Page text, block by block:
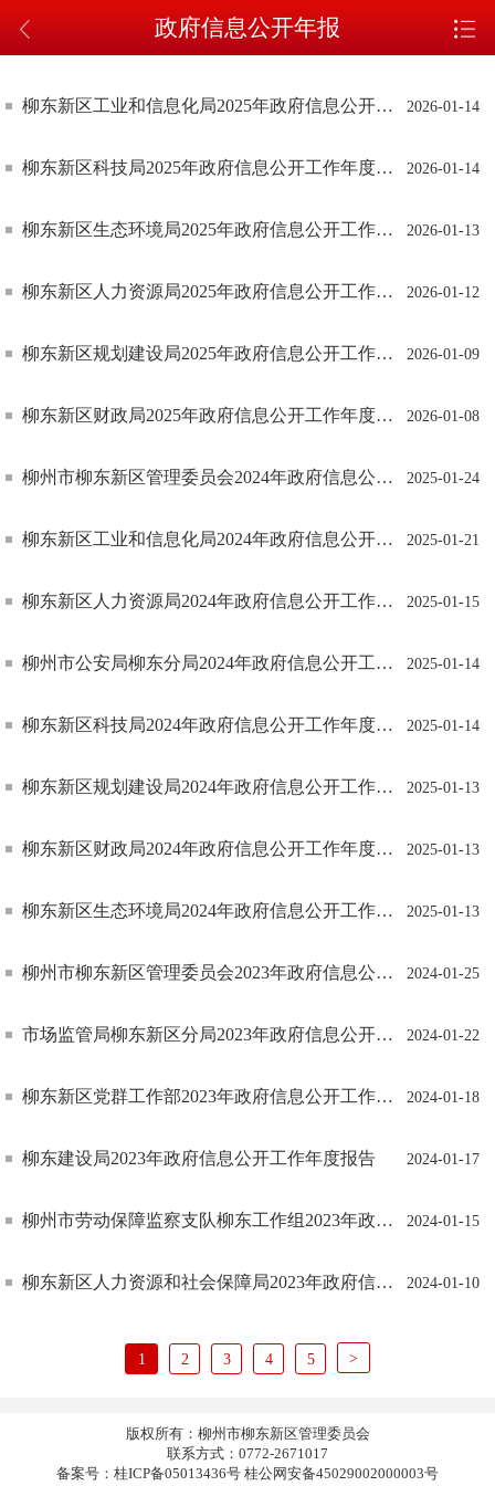
政府信息公开年报
2026-01-14
柳东新区工业和信息化局2025年政府信息公开工作年度报告
2026-01-14
柳东新区科技局2025年政府信息公开工作年度报告
2026-01-13
柳东新区生态环境局2025年政府信息公开工作年度报告
2026-01-12
柳东新区人力资源局2025年政府信息公开工作年度报告
2026-01-09
柳东新区规划建设局2025年政府信息公开工作年度报告
2026-01-08
柳东新区财政局2025年政府信息公开工作年度报告
2025-01-24
柳州市柳东新区管理委员会2024年政府信息公开工作年度报告
2025-01-21
柳东新区工业和信息化局2024年政府信息公开工作年度报告
2025-01-15
柳东新区人力资源局2024年政府信息公开工作年度报告
2025-01-14
柳州市公安局柳东分局2024年政府信息公开工作年度报告
2025-01-14
柳东新区科技局2024年政府信息公开工作年度报告
2025-01-13
柳东新区规划建设局2024年政府信息公开工作年度报告
2025-01-13
柳东新区财政局2024年政府信息公开工作年度报告
2025-01-13
柳东新区生态环境局2024年政府信息公开工作年度报告
2024-01-25
柳州市柳东新区管理委员会2023年政府信息公开工作年度报告
2024-01-22
市场监管局柳东新区分局2023年政府信息公开工作年度报告
2024-01-18
柳东新区党群工作部2023年政府信息公开工作报告
2024-01-17
柳东建设局2023年政府信息公开工作年度报告
2024-01-15
柳州市劳动保障监察支队柳东工作组2023年政府信息公开工作年度报告
2024-01-10
柳东新区人力资源和社会保障局2023年政府信息公开工作年度报告
1 2 3 4 5 >
版权所有：柳州市柳东新区管理委员会
联系方式：0772-2671017
备案号：桂ICP备05013436号 桂公网安备45029002000003号